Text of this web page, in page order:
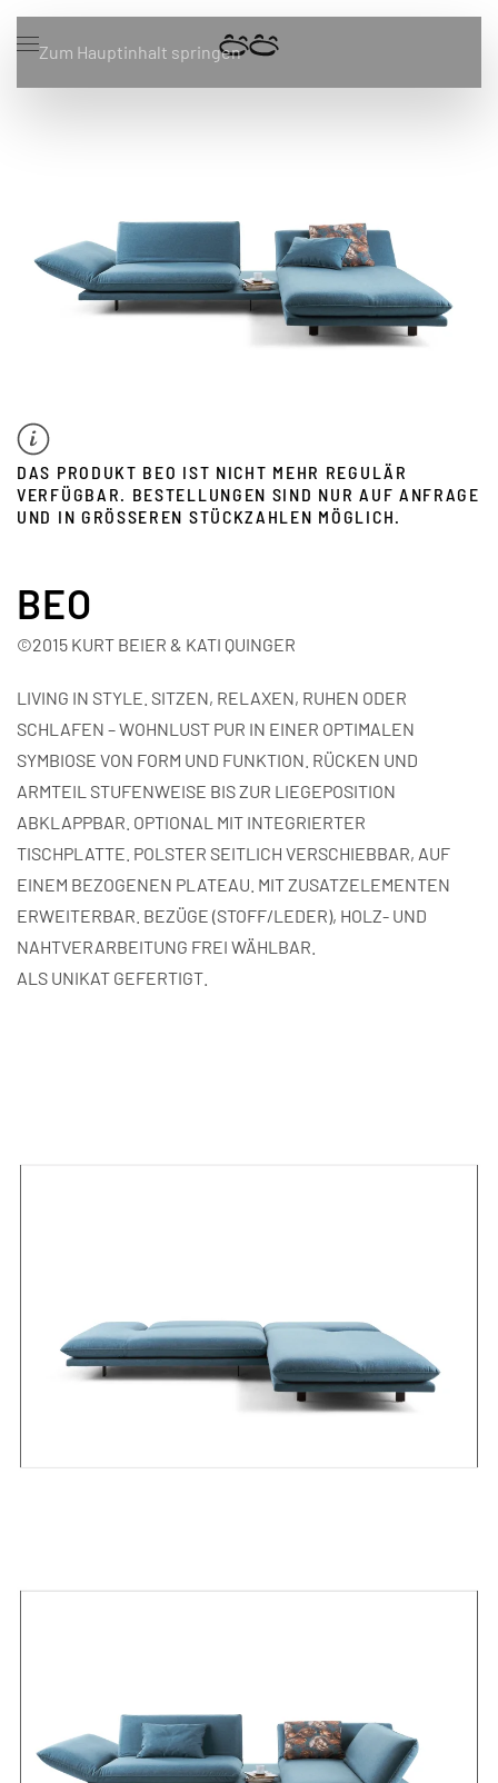
Zum Hauptinhalt springen
DAS PRODUKT BEO IST NICHT MEHR REGULÄR
VERFÜGBAR. BESTELLUNGEN SIND NUR AUF ANFRAGE
UND IN GRÖSSEREN STÜCKZAHLEN MÖGLICH.
BEO
©2015 KURT BEIER & KATI QUINGER
LIVING IN STYLE. SITZEN, RELAXEN, RUHEN ODER
SCHLAFEN – WOHNLUST PUR IN EINER OPTIMALEN
SYMBIOSE VON FORM UND FUNKTION. RÜCKEN UND
ARMTEIL STUFENWEISE BIS ZUR LIEGEPOSITION
ABKLAPPBAR. OPTIONAL MIT INTEGRIERTER
TISCHPLATTE. POLSTER SEITLICH VERSCHIEBBAR, AUF
EINEM BEZOGENEN PLATEAU. MIT ZUSATZELEMENTEN
ERWEITERBAR. BEZÜGE (STOFF/LEDER), HOLZ- UND
NAHTVERARBEITUNG FREI WÄHLBAR.
ALS UNIKAT GEFERTIGT.